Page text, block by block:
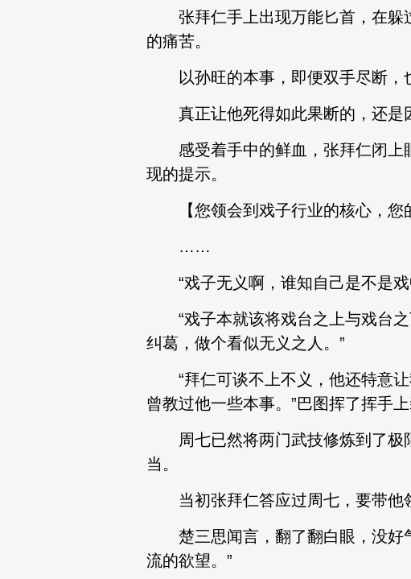
张拜仁手上出现万能匕首，在躲
的痛苦。
以孙旺的本事，即便双手尽断，
真正让他死得如此果断的，还是
感受着手中的鲜血，张拜仁闭上
现的提示。
【您领会到戏子行业的核心，您
……
“戏子无义啊，谁知自己是不是戏
“戏子本就该将戏台之上与戏台之
纠葛，做个看似无义之人。”
“拜仁可谈不上不义，他还特意让
曾教过他一些本事。”巴图挥了挥手
周七已然将两门武技修炼到了极
当。
当初张拜仁答应过周七，要带他
楚三思闻言，翻了翻白眼，没好
流的欲望。”